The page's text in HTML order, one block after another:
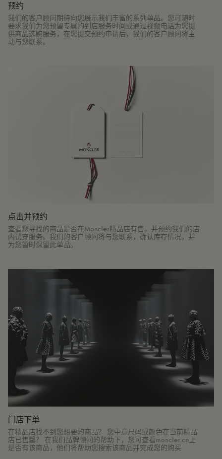
预约
我们的客户顾问期待向您展示我们丰富的系列单品。您可随时
要求我们为您预留专属的到店服务时间或通过视频电话为您提
供商品选购服务，在您提交预约申请后，我们的客户顾问将主
动与您联系。
点击并预约
查看您寻找的商品是否在Moncler精品店有售，并预约我们的店
内试穿服务。我们的客户顾问将与您联系，确认库存情况，并
为您暂时保留此单品。
门店下单
在精品店找不到您想要的商品？ 您中意尺码或颜色在当前精品
店已售罄？ 在我们品牌顾问的帮助下，您可查看moncler.cn上
是否有该商品，他们将帮助您搜索该商品并完成您的购买